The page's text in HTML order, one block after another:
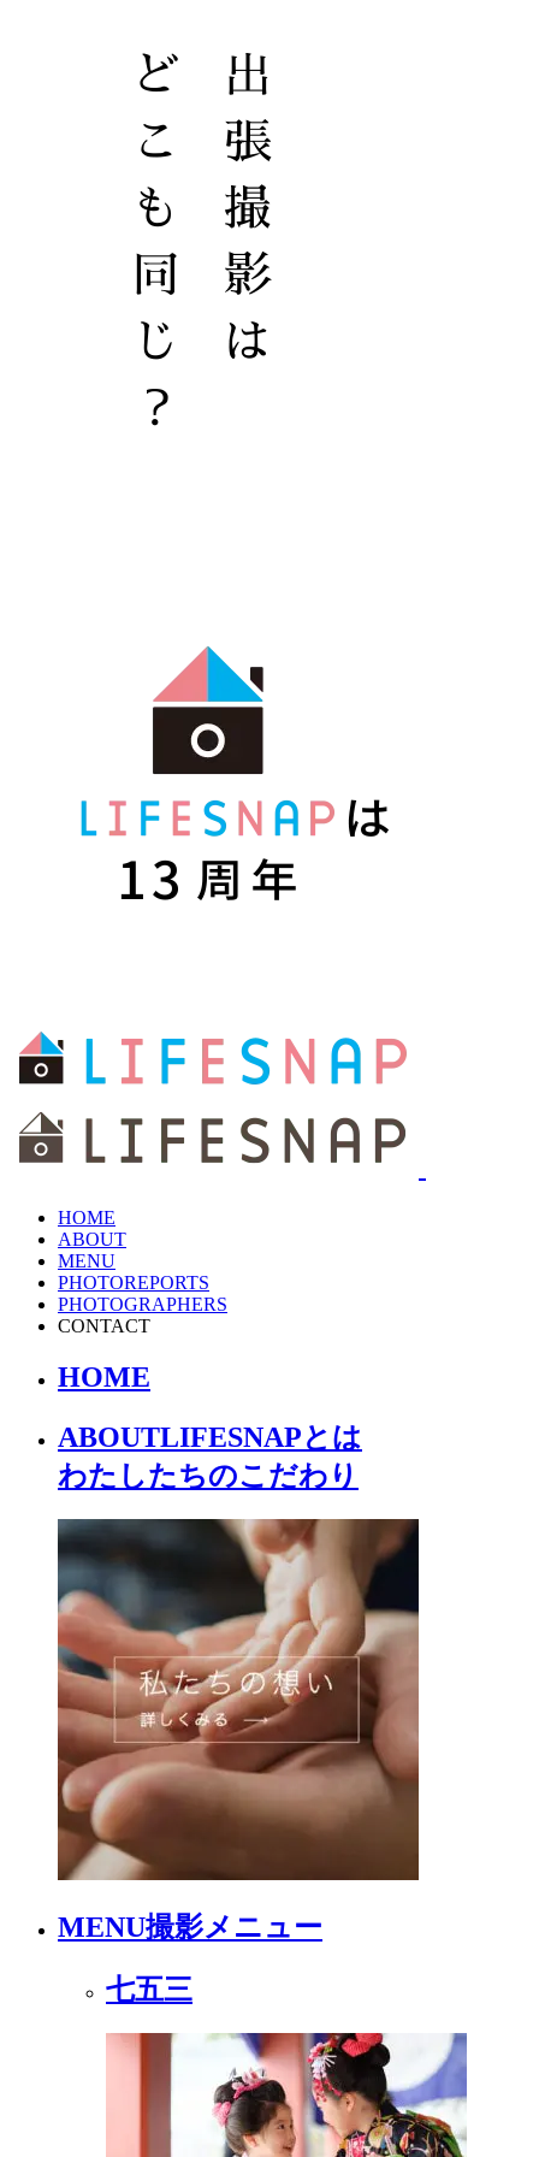
HOME
ABOUT
MENU
PHOTOREPORTS
PHOTOGRAPHERS
CONTACT
HOME
ABOUTLIFESNAPとは
わたしたちのこだわり
MENU撮影メニュー
七五三